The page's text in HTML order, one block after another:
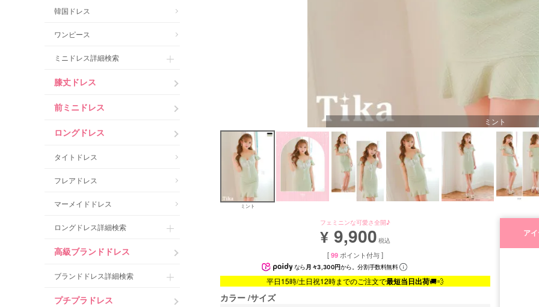
韓国ドレス
ワンピース
ミニドレス詳細検索
膝丈ドレス
前ミニドレス
ロングドレス
タイトドレス
フレアドレス
マーメイドドレス
ロングドレス詳細検索
高級ブランドドレス
ブランドドレス詳細検索
プチプラドレス
ミント
ミント
フェミニンな可愛さ全開♪
¥ 9,900 税込
[99 ポイント付与 ]
なら 月々3,300円から。分割手数料無料
平日15時/土日祝12時までのご注文で最短当日出荷🚚💨
カラー サイズ
ア